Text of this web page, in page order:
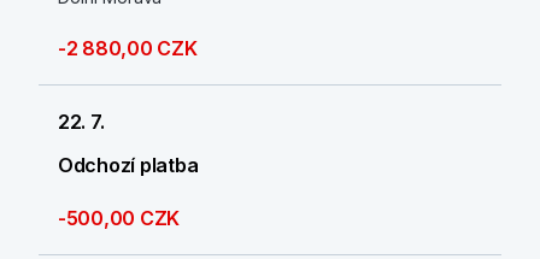
-2 880,00 CZK
22. 7.
Odchozí platba
-500,00 CZK